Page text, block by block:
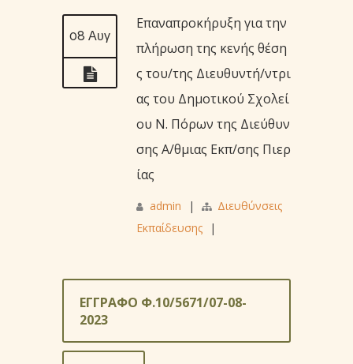
08 Αυγ
Επαναπροκήρυξη για την
πλήρωση της κενής θέση
ς του/της Διευθυντή/ντρι
ας του Δημοτικού Σχολεί
ου Ν. Πόρων της Διεύθυν
σης Α/θμιας Εκπ/σης Πιερ
ίας
admin |
Διευθύνσεις
Εκπαίδευσης
|
ΕΓΓΡΑΦΟ Φ.10/5671/07-08-
2023